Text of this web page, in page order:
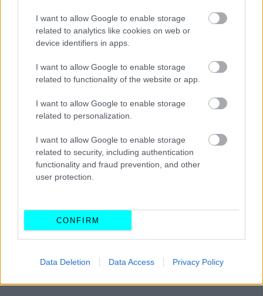
I want to allow Google to enable storage
related to analytics like cookies on web or
device identifiers in apps.
I want to allow Google to enable storage
related to functionality of the website or app.
I want to allow Google to enable storage
related to personalization.
I want to allow Google to enable storage
related to security, including authentication
functionality and fraud prevention, and other
user protection.
CONFIRM
Data Deletion Data Access Privacy Policy
εμφανίζειπληροφορίεςσχετικά με την κατάσταση της
μπαταρίας και έτσι οκαταναλωτής